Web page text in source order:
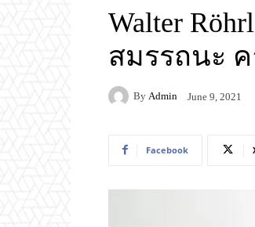
Walter
สมรรถนะ ค
By Admin June 9, 2021
Facebook